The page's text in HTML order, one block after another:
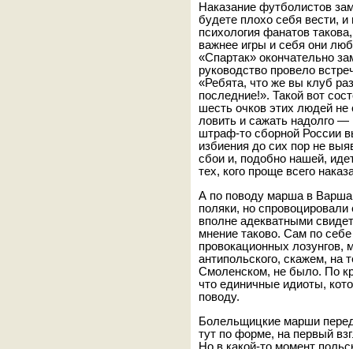
Наказание футболистов
будете плохо себя вести,
психология фанатов
важнее игры и себя они
«Спартак» окончательно
руководство провело
«Ребята, что же вы клуб
последние!». Такой вот
шесть очков этих людей не
ловить и сажать надолго —
штраф-то сборной России
избиения до сих пор не
сбои и, подобно нашей,
тех, кого проще всего
А по поводу марша в
поляки, но
вполне адекватными
мнение таково. Сам по
провокационных лозунгов,
антипольского, скажем, на
Смоленском, не было. По
что единичные идиоты,
поводу.
Болельщицкие марши
тут по форме, на первый